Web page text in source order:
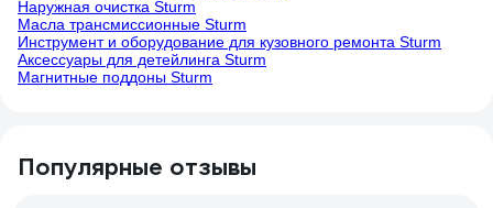
Наружная очистка Sturm
Масла трансмиссионные Sturm
Инструмент и оборудование для кузовного ремонта Sturm
Аксессуары для детейлинга Sturm
Магнитные поддоны Sturm
Популярные отзывы